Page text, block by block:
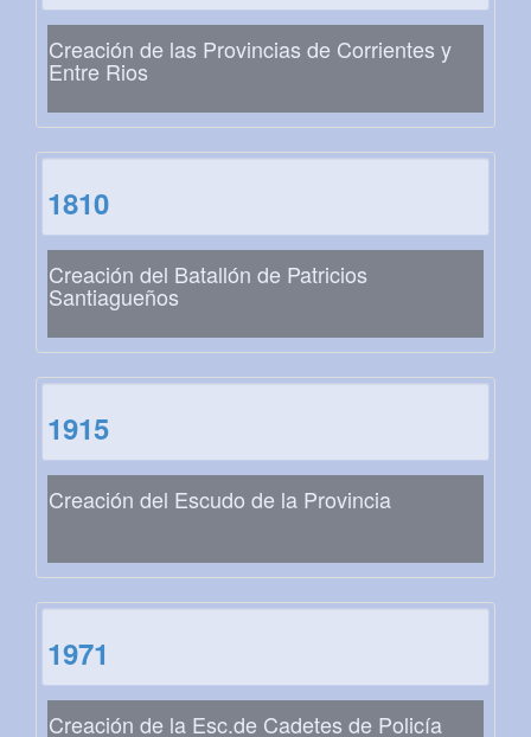
Creación de las Provincias de Corrientes y
Entre Rios
1810
Creación del Batallón de Patricios
Santiagueños
1915
Creación del Escudo de la Provincia
1971
Creación de la Esc.de Cadetes de Policía